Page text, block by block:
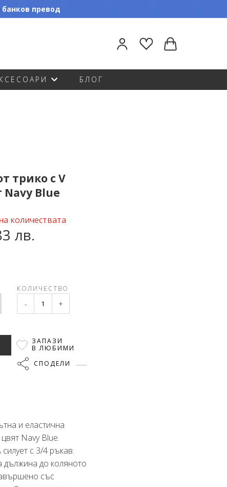
превод
БЛОГ
трико с V
Navy Blue
количествата
лв.
КОЛИЧЕСТВО
- +
ЗАПАЗИ
В ЛЮБИМИ
СПОДЕЛИ
и еластична
Navy Blue.
с 3/4 ръкав.
дължина до коляното
със